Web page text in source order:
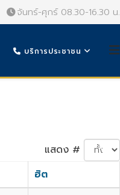
จันทร์-ศุกร์ 08.30-16.30 น.
บริการประชาชน
แสดง #
ฮิต